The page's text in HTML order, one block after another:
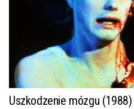
Uszkodzenie mózgu